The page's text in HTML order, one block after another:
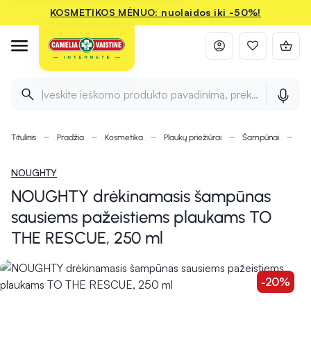
KOSMETIKOS MĖNUO: nuolaidos iki -50%!
Įveskite ieškomo produkto pavadinimą, prekės ženklą ir
Titulinis Pradžia Kosmetika Plaukų priežiūrai Šampūnai
NOUGHTY
NOUGHTY drėkinamasis šampūnas
sausiems pažeistiems plaukams TO
THE RESCUE, 250 ml
-20%